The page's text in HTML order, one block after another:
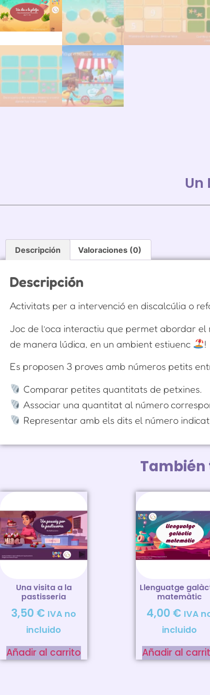
Un
Descripción Valoraciones (0)
Descripción
Activitats per a intervenció en discalcúlia o
Joc de l’oca interactiu que permet abordar
de manera lúdica, en un ambient estiuenc
!
Es proposen 3 proves amb números petits
Comparar petites quantitats de petxines.
Associar una quantitat al número
Representar amb els dits el número
Una visita a la
pastisseria
3,50 € IVA no
incluido
Añadir al carrito
Llenguatge
matemàtic
4,00 € IVA
incluido
Añadir al